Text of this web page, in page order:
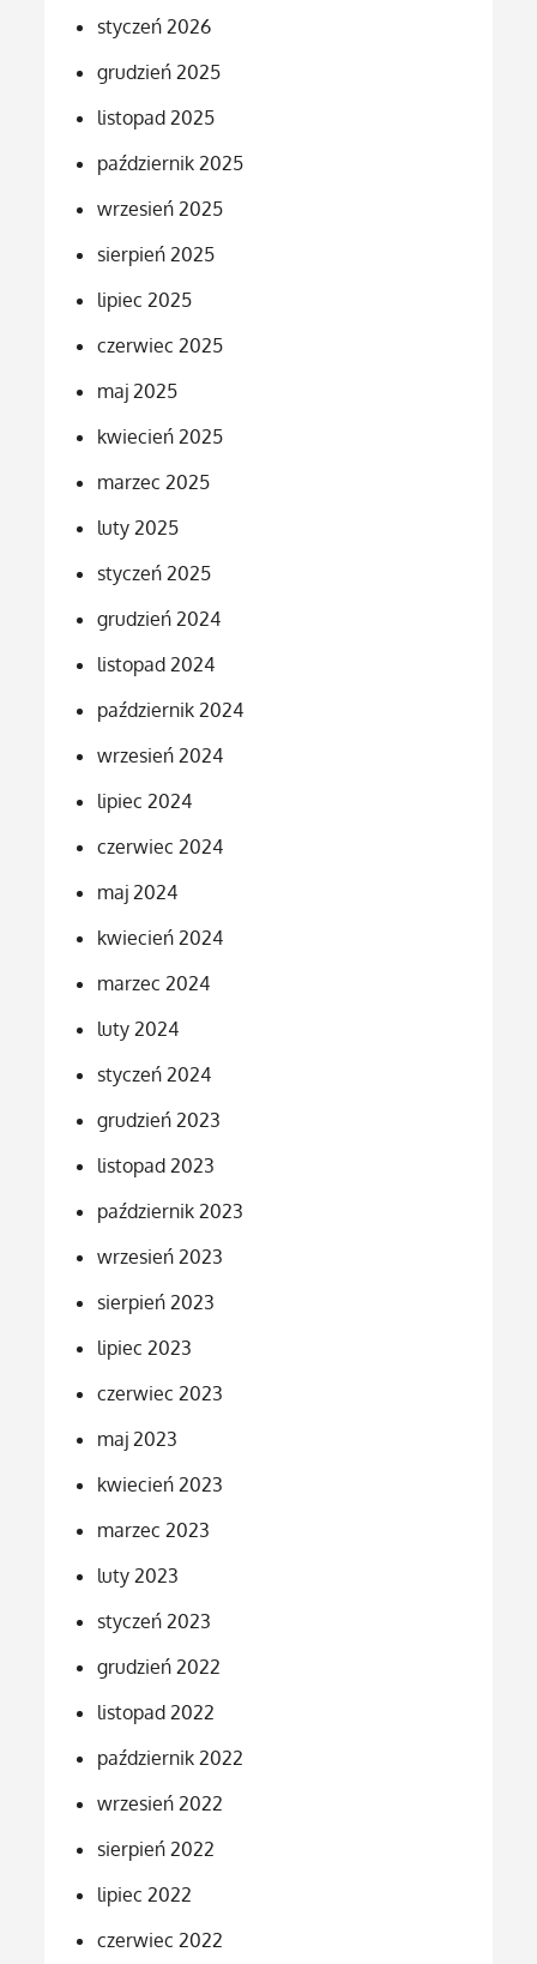
styczeń 2026
grudzień 2025
listopad 2025
październik 2025
wrzesień 2025
sierpień 2025
lipiec 2025
czerwiec 2025
maj 2025
kwiecień 2025
marzec 2025
luty 2025
styczeń 2025
grudzień 2024
listopad 2024
październik 2024
wrzesień 2024
lipiec 2024
czerwiec 2024
maj 2024
kwiecień 2024
marzec 2024
luty 2024
styczeń 2024
grudzień 2023
listopad 2023
październik 2023
wrzesień 2023
sierpień 2023
lipiec 2023
czerwiec 2023
maj 2023
kwiecień 2023
marzec 2023
luty 2023
styczeń 2023
grudzień 2022
listopad 2022
październik 2022
wrzesień 2022
sierpień 2022
lipiec 2022
czerwiec 2022